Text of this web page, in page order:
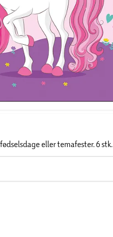
eller temafester. 6 stk.